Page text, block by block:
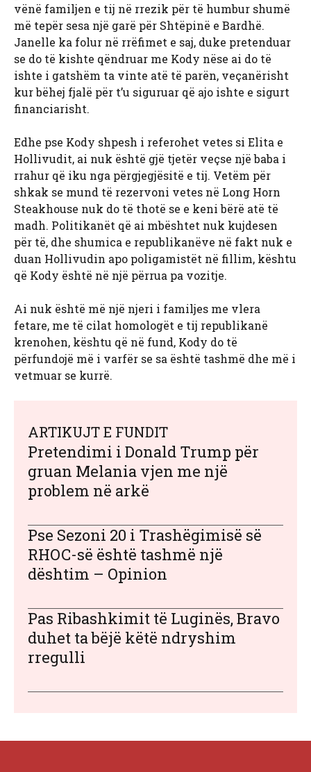
vënë familjen e tij në rrezik për të humbur shumë
më tepër sesa një garë për Shtëpinë e Bardhë.
Janelle ka folur në rrëfimet e saj, duke pretenduar
se do të kishte qëndruar me Kody nëse ai do të
ishte i gatshëm ta vinte atë të parën, veçanërisht
kur bëhej fjalë për t’u siguruar që ajo ishte e sigurt
financiarisht.
Edhe pse Kody shpesh i referohet vetes si Elita e
Hollivudit, ai nuk është gjë tjetër veçse një baba i
rrahur që iku nga përgjegjësitë e tij. Vetëm për
shkak se mund të rezervoni vetes në Long Horn
Steakhouse nuk do të thotë se e keni bërë atë të
madh. Politikanët që ai mbështet nuk kujdesen
për të, dhe shumica e republikanëve në fakt nuk e
duan Hollivudin apo poligamistët në fillim, kështu
që Kody është në një përrua pa vozitje.
Ai nuk është më një njeri i familjes me vlera
fetare, me të cilat homologët e tij republikanë
krenohen, kështu që në fund, Kody do të
përfundojë më i varfër se sa është tashmë dhe më i
vetmuar se kurrë.
ARTIKUJT E FUNDIT
Pretendimi i Donald Trump për
gruan Melania vjen me një
problem në arkë
Pse Sezoni 20 i Trashëgimisë së
RHOC-së është tashmë një
dështim – Opinion
Pas Ribashkimit të Luginës, Bravo
duhet ta bëjë këtë ndryshim
rregulli